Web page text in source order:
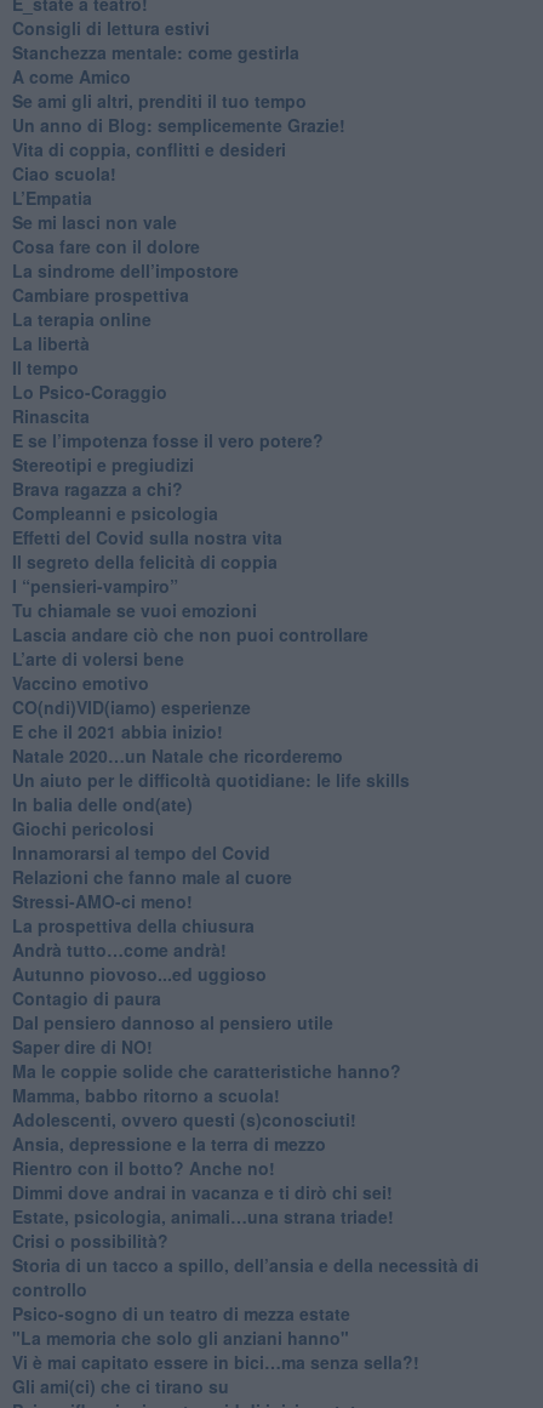
​Consigli di lettura estivi
​Stanchezza mentale: come gestirla
​A come Amico
​Se ami gli altri, prenditi il tuo tempo
​Un anno di Blog: semplicemente Grazie!
​Vita di coppia, conflitti e desideri
​Ciao scuola!
​L’Empatia
​Se mi lasci non vale
Cosa fare con il dolore
​La sindrome dell’impostore
​Cambiare prospettiva
La terapia online
La libertà
​Il tempo
​Lo Psico-Coraggio
Rinascita
​E se l’impotenza fosse il vero potere?
Stereotipi e pregiudizi
​Brava ragazza a chi?
​Compleanni e psicologia
Effetti del Covid sulla nostra vita
Il segreto della felicità di coppia
​I “pensieri-vampiro”
​Tu chiamale se vuoi emozioni
​Lascia andare ciò che non puoi controllare
L’arte di volersi bene
​Vaccino emotivo
CO(ndi)VID(iamo) esperienze
​E che il 2021 abbia inizio!
​Natale 2020…un Natale che ricorderemo
Un aiuto per le difficoltà quotidiane: le life skills
​In balia delle ond(ate)
Giochi pericolosi
Innamorarsi al tempo del Covid
​Relazioni che fanno male al cuore
​Stressi-AMO-ci meno!
​La prospettiva della chiusura
​Andrà tutto…come andrà!
Autunno piovoso...ed uggioso
​Contagio di paura
​Dal pensiero dannoso al pensiero utile
​Saper dire di NO!
​Ma le coppie solide che caratteristiche hanno?
​Mamma, babbo ritorno a scuola!
Adolescenti, ovvero questi (s)conosciuti!
Ansia, depressione e la terra di mezzo
​Rientro con il botto? Anche no!
Dimmi dove andrai in vacanza e ti dirò chi sei!
​Estate, psicologia, animali…una strana triade!
​Crisi o possibilità?
​Storia di un tacco a spillo, dell’ansia e della necessità di
controllo
​Psico-sogno di un teatro di mezza estate
"La memoria che solo gli anziani hanno"
​Vi è mai capitato essere in bici…ma senza sella?!
​Gli ami(ci) che ci tirano su